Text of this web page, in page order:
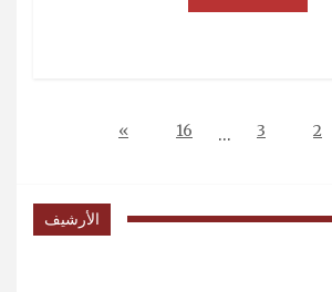
2
3
…
16
»
الأرشيف